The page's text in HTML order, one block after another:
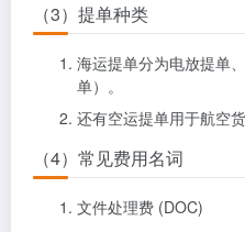
（3）提单种类
海运提单分为电放提单
单）。
还有空运提单用于航空货
（4）常见费用名词
文件处理费 (DOC)